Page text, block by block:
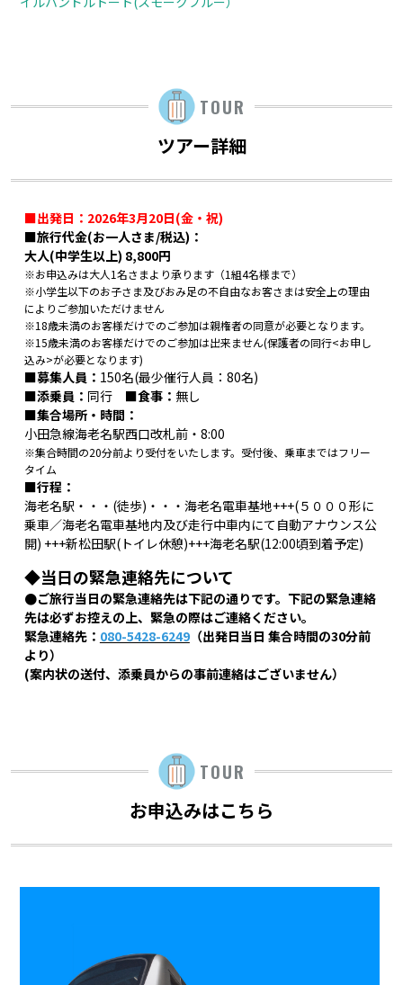
TOUR
ツアー詳細
■出発日：2026年3月20日(金・祝)
■旅行代金(お一人さま/税込)：
大人(中学生以上) 8,800円
※お申込みは大人1名さまより承ります（1組4名様まで）
※小学生以下のお子さま及びおみ足の不自由なお客さまは安全上の理由
によりご参加いただけません
※18歳未満のお客様だけでのご参加は親権者の同意が必要となります。
※15歳未満のお客様だけでのご参加は出来ません(保護者の同行<お申し
込み>が必要となります)
■募集人員： 150名(最少催行人員：80名)
■添乗員： 同行 ■食事： 無し
■集合場所・時間：
小田急線海老名駅西口改札前・8:00
※集合時間の20分前より受付をいたします。受付後、乗車まではフリー
タイム
■行程：
海老名駅・・・(徒歩)・・・海老名電車基地+++(５０００形に
乗車／海老名電車基地内及び走行中車内にて自動アナウンス公
開) +++新松田駅(トイレ休憩)+++海老名駅(12:00頃到着予定)
◆当日の緊急連絡先について
●ご旅行当日の緊急連絡先は下記の通りです。下記の緊急連絡
先は必ずお控えの上、緊急の際はご連絡ください。
緊急連絡先： 080-5428-6249（出発日当日 集合時間の30分前
より）
(案内状の送付、添乗員からの事前連絡はございません）
TOUR
お申込みはこちら